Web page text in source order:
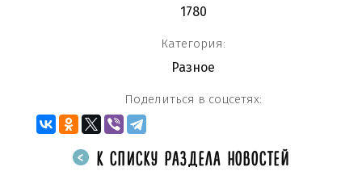
1780
Категория:
Разное
Поделиться в соцсетях:
К СПИСКУ РАЗДЕЛА НОВОСТЕЙ